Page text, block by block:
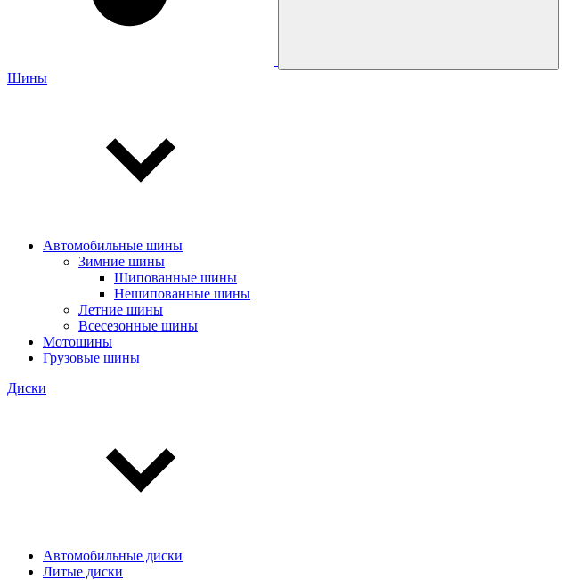
Шины
Автомобильные шины
Зимние шины
Шипованные шины
Нешипованные шины
Летние шины
Всесезонные шины
Мотошины
Грузовые шины
Диски
Автомобильные диски
Литые диски